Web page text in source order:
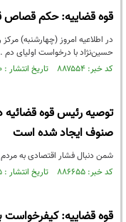
قوه قضاییه: حکم قصاص
در اطلاعیه امروز (چهارشنبه)
حسین‌نژاد با درخواست اولیای دم
کد خبر: ۸۸۷۵۵۴ تاریخ انتشار : ۱۴۰۵/۰۲/۳۰
توصیه رئیس قوه قضائیه
صنوف ایجاد شده است
شمن دنبال فشار اقتصادی به
کد خبر: ۸۸۶۶۵۵ تاریخ انتشار : ۱۴۰۵/۰۲/۱۵
قوه قضاییه: